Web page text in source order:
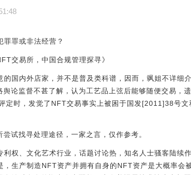
罪罪或非法经营？
交易所，中国合规管理探寻》
的国内外店家，并不是普及类科谱，因而，飒姐不详细
论监督不甚了解，认为工艺品上弦后能够随便交易，
定时，发觉了NFT交易事实上被困于国发[2011]38号
试找寻处理途径，一家之言，仅作参考。
权、文化艺术行业，话题讨论热，知名人士骚客陆续
，生产制造NFT资产并拥有自身的NFT资产是大概率会